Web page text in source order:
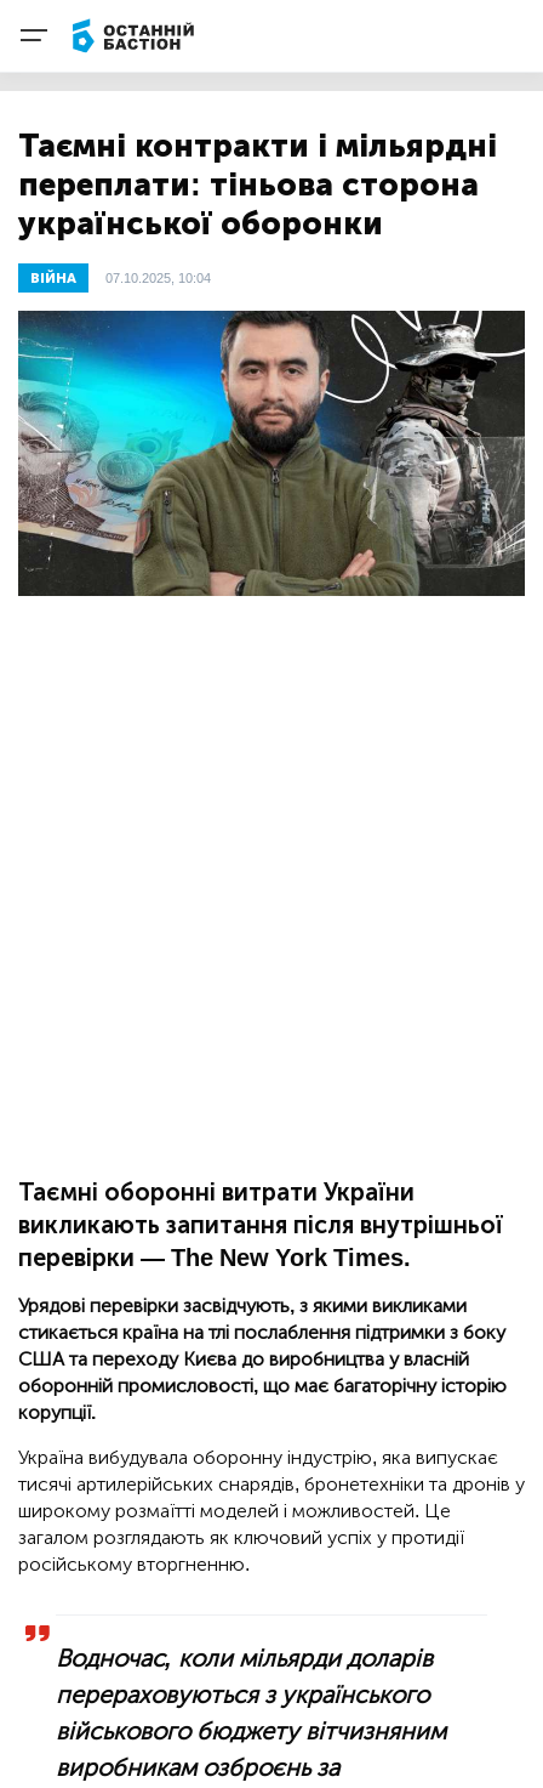
Таємні контракти і мільярдні
переплати: тіньова сторона
української оборонки
ВІЙНА 07.10.2025, 10:04
Таємні оборонні витрати України
викликають запитання після внутрішньої
перевірки — The New York Times.
Урядові перевірки засвідчують, з якими викликами
стикається країна на тлі послаблення підтримки з боку
США та переходу Києва до виробництва у власній
оборонній промисловості, що має багаторічну історію
корупції.
Україна вибудувала оборонну індустрію, яка випускає
тисячі артилерійських снарядів, бронетехніки та дронів у
широкому розмаїтті моделей і можливостей. Це
загалом розглядають як ключовий успіх у протидії
російському вторгненню.
Водночас, коли мільярди доларів
перераховуються з українського
військового бюджету вітчизняним
виробникам озброєнь за